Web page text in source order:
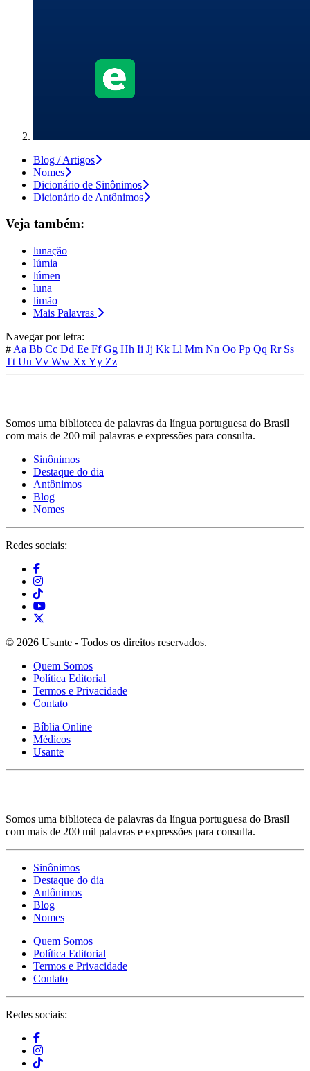
Blog / Artigos
Nomes
Dicionário de Sinônimos
Dicionário de Antônimos
Veja também:
lunação
lúmia
lúmen
luna
limão
Mais Palavras
Navegar por letra:
# Aa Bb Cc Dd Ee FfGg Hh Ii Jj Kk Ll Mm Nn Oo Pp Qq Rr Ss
Tt Uu Vv Ww XxYy Zz
Somos uma biblioteca de palavras da língua portuguesa do Brasil
com mais de 200 mil palavras e expressões para consulta.
Sinônimos
Destaque do dia
Antônimos
Blog
Nomes
Redes sociais:
© 2026 Usante - Todos os direitos reservados.
Quem Somos
Política Editorial
Termos e Privacidade
Contato
Bíblia Online
Médicos
Usante
Somos uma biblioteca de palavras da língua portuguesa do Brasil
com mais de 200 mil palavras e expressões para consulta.
Sinônimos
Destaque do dia
Antônimos
Blog
Nomes
Quem Somos
Política Editorial
Termos e Privacidade
Contato
Redes sociais: